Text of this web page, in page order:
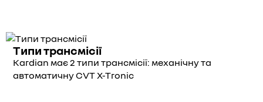
Типи трансмісії
Kardian має 2 типи трансмісії: механічну та
автоматичну CVT X-Tronic